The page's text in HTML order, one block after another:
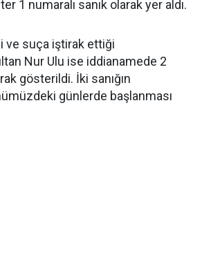
1 numaralı sanık olarak yer aldı.
ve suça iştirak ettiği
Nur Ulu ise iddianamede 2
gösterildi. İki sanığın
günlerde başlanması